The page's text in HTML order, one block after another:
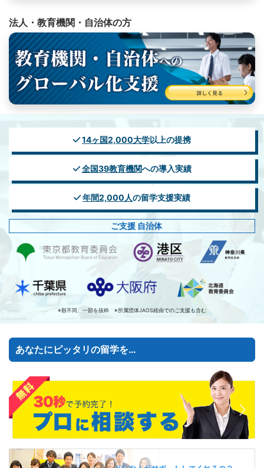
法人・教育機関・自治体の方
14ヶ国2,000大学以上の提携
全国39教育機関への導入実績
年間2,000人の留学支援実績
ご支援 自治体
※順不同、一部を抜粋 ※所属団体JAOS経由でのご支援も含む
あなたにピッタリの留学を…